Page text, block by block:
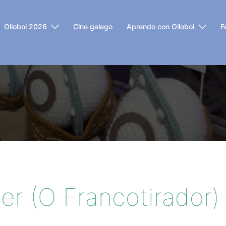
Olloboi 2026 Cine galego Aprendo con Olloboi
(O Francotirador)